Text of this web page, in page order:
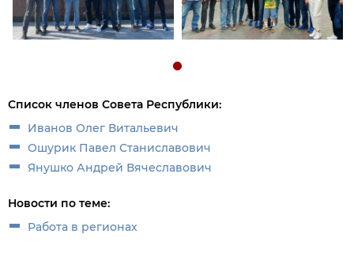
Список членов Совета Республики:
Иванов Олег Витальевич
Ошурик Павел Станиславович
Янушко Андрей Вячеславович
Новости по теме:
Работа в регионах